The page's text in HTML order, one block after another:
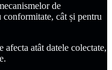
de
conformitate, cât și pentru
afecta atât datele colectate,